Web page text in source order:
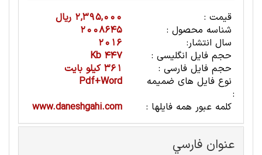
قیمت :
2,395,000 ریال
شناسه محصول :
2008645
سال انتشار:
2016
حجم فایل انگلیسی :
447 Kb
حجم فایل فارسی :
361 کیلو بایت
نوع فایل های ضمیمه
:
Pdf+Word
کلمه عبور همه فایلها :
www.daneshgahi.com
عنوان فارسي